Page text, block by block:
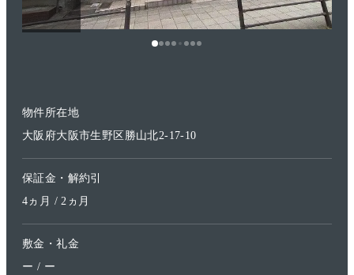
物件所在地
大阪府大阪市生野区勝山北2-17-10
保証金・解約引
4ヵ月 / 2ヵ月
敷金・礼金
ー / ー